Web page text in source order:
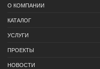
О КОМПАНИИ
КАТАЛОГ
УСЛУГИ
ПРОЕКТЫ
НОВОСТИ